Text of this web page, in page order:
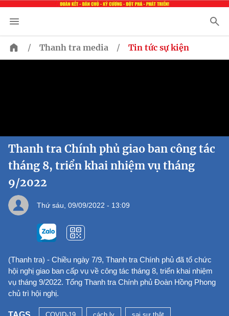
/ Thanh tra media / Tin tức sự kiện
Thanh tra Chính phủ giao ban công tác
tháng 8, triển khai nhiệm vụ tháng
9/2022
Thứ sáu, 09/09/2022 - 13:09
(Thanh tra) - Chiều ngày 7/9, Thanh tra Chính phủ đã tổ chức
hội nghị giao ban cấp vụ về công tác tháng 8, triển khai nhiệm
vụ tháng 9/2022. Tổng Thanh tra Chính phủ Đoàn Hồng Phong
chủ trì hội nghị.